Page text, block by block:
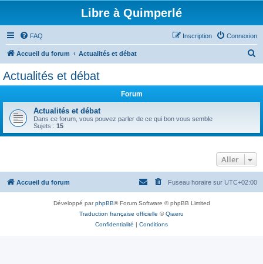
Libre à Quimperlé
FAQ Connexion
Inscription
Accueil du forum Actualités et débat
c
e
r
Actualités et débat
Forum
Actualités et débat
Dans ce forum, vous pouvez parler de ce qui bon vous semble
Sujets : 15
Aller
Accueil du forum Fuseau horaire sur UTC+02:00
Développé parphpBB® Forum Software © phpBB Limited
Traduction française officielle ©Qiaeru
Confidentialité | Conditions